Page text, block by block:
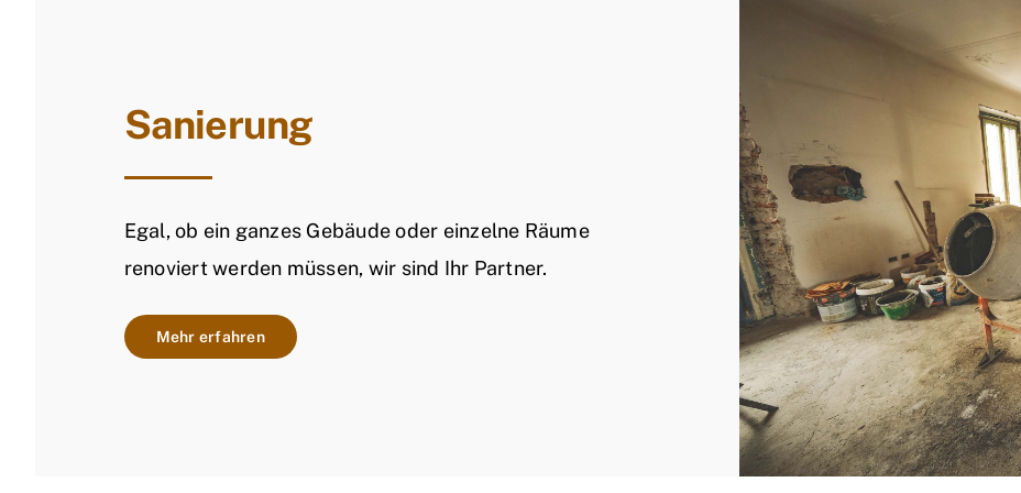
Sanierung
Egal, ob ein ganzes Gebäude oder einzelne Räume
renoviert werden müssen, wir sind Ihr Partner.
Mehr erfahren